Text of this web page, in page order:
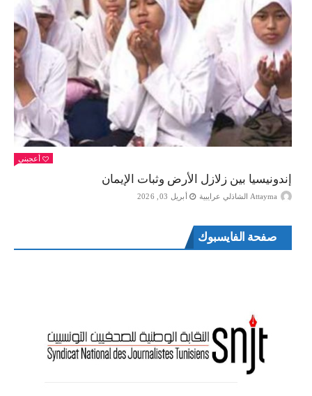
أعجبني
إندونيسيا بين زلازل الأرض وثبات الإيمان
Attayma الشاذلي عرايبية أبريل 03, 2026
صفحة الفايسبوك